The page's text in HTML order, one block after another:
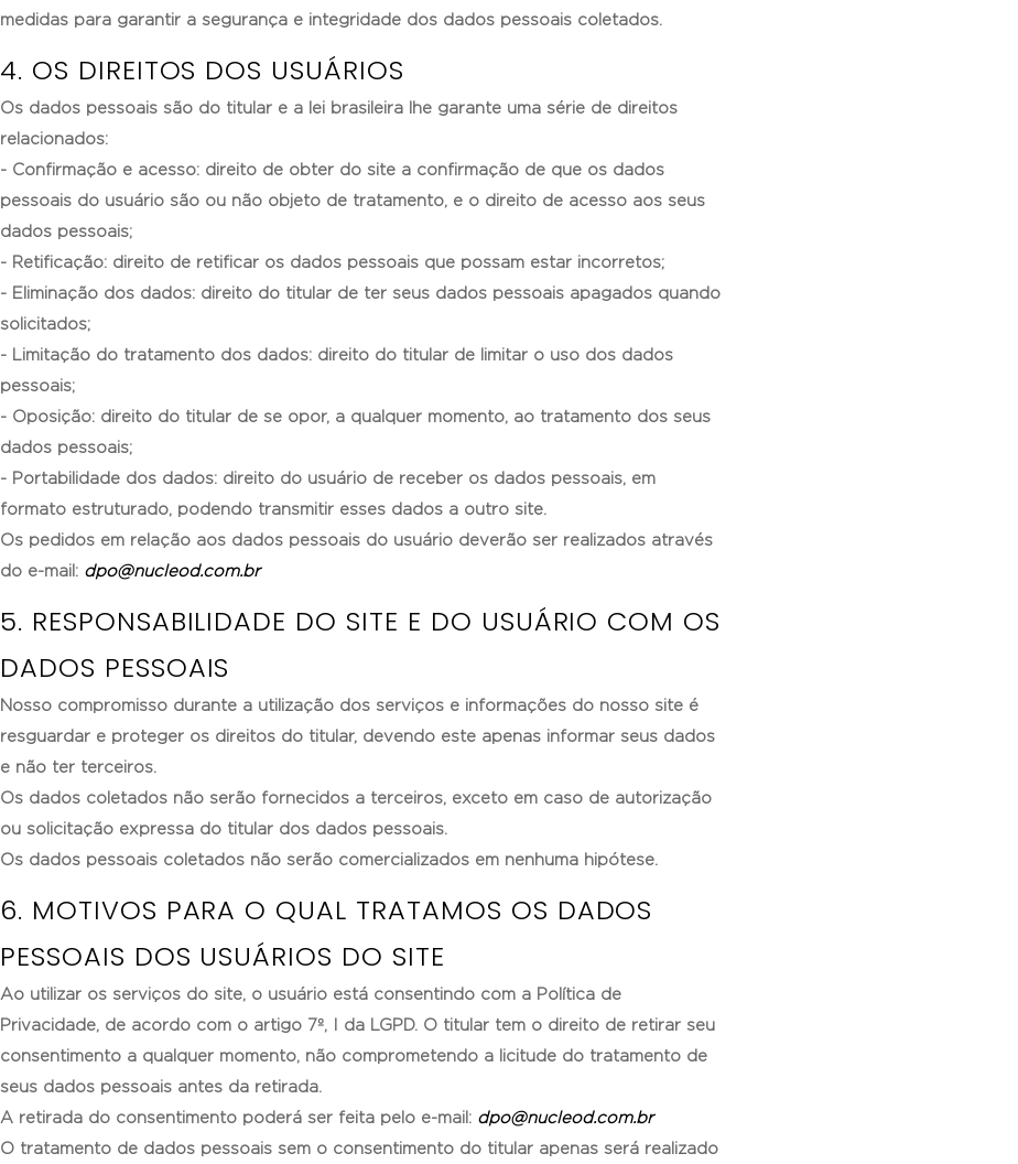
medidas para garantir a segurança e integridade dos dados pessoais coletados.
4. OS DIREITOS DOS USUÁRIOS
Os dados pessoais são do titular e a lei brasileira lhe garante uma série de direitos
relacionados:
- Confirmação e acesso: direito de obter do site a confirmação de que os dados
pessoais do usuário são ou não objeto de tratamento, e o direito de acesso aos seus
dados pessoais;
- Retificação: direito de retificar os dados pessoais que possam estar incorretos;
- Eliminação dos dados: direito do titular de ter seus dados pessoais apagados quando
solicitados;
- Limitação do tratamento dos dados: direito do titular de limitar o uso dos dados
pessoais;
- Oposição: direito do titular de se opor, a qualquer momento, ao tratamento dos seus
dados pessoais;
- Portabilidade dos dados: direito do usuário de receber os dados pessoais, em
formato estruturado, podendo transmitir esses dados a outro site.
Os pedidos em relação aos dados pessoais do usuário deverão ser realizados através
do e-mail: dpo@nucleod.com.br
5. RESPONSABILIDADE DO SITE E DO USUÁRIO COM OS
DADOS PESSOAIS
Nosso compromisso durante a utilização dos serviços e informações do nosso site é
resguardar e proteger os direitos do titular, devendo este apenas informar seus dados
e não ter terceiros.
Os dados coletados não serão fornecidos a terceiros, exceto em caso de autorização
ou solicitação expressa do titular dos dados pessoais.
Os dados pessoais coletados não serão comercializados em nenhuma hipótese.
6. MOTIVOS PARA O QUAL TRATAMOS OS DADOS
PESSOAIS DOS USUÁRIOS DO SITE
Ao utilizar os serviços do site, o usuário está consentindo com a Política de
Privacidade, de acordo com o artigo 7º, I da LGPD. O titular tem o direito de retirar seu
consentimento a qualquer momento, não comprometendo a licitude do tratamento de
seus dados pessoais antes da retirada.
A retirada do consentimento poderá ser feita pelo e-mail: dpo@nucleod.com.br
O tratamento de dados pessoais sem o consentimento do titular apenas será realizado